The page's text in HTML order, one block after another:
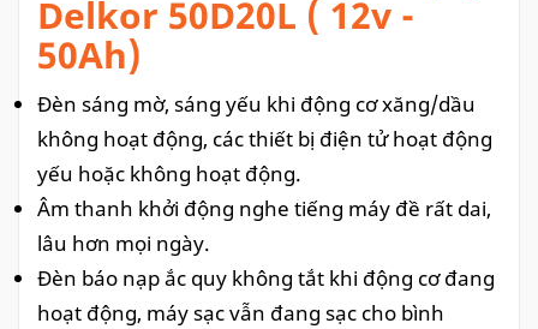
Delkor 50D20L ( 12v -
50Ah)
Đèn sáng mờ, sáng yếu khi động cơ xăng/dầu
không hoạt động, các thiết bị điện tử hoạt động
yếu hoặc không hoạt động.
Âm thanh khởi động nghe tiếng máy đề rất dai,
lâu hơn mọi ngày.
Đèn báo nạp ắc quy không tắt khi động cơ đang
hoạt động, máy sạc vẫn đang sạc cho bình